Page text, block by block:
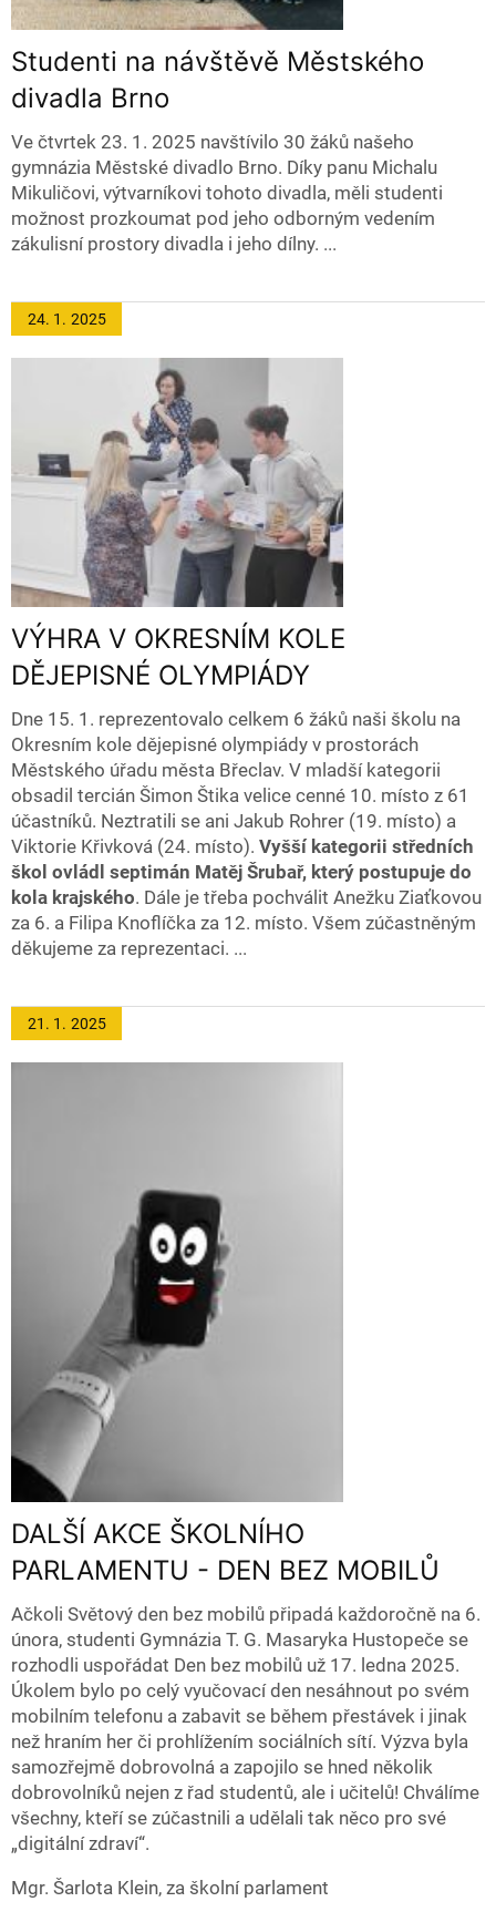
Studenti na návštěvě Městského
divadla Brno
Ve čtvrtek 23. 1. 2025 navštívilo 30 žáků našeho
gymnázia Městské divadlo Brno. Díky panu Michalu
Mikuličovi, výtvarníkovi tohoto divadla, měli studenti
možnost prozkoumat pod jeho odborným vedením
zákulisní prostory divadla i jeho dílny. ...
24. 1. 2025
VÝHRA V OKRESNÍM KOLE
DĚJEPISNÉ OLYMPIÁDY
Dne 15. 1. reprezentovalo celkem 6 žáků naši školu na
Okresním kole dějepisné olympiády v prostorách
Městského úřadu města Břeclav. V mladší kategorii
obsadil tercián Šimon Štika velice cenné 10. místo z 61
účastníků. Neztratili se ani Jakub Rohrer (19. místo) a
Viktorie Křivková (24. místo). Vyšší kategorii středních
škol ovládl septimán Matěj Šrubař, který postupuje do
kola krajského. Dále je třeba pochválit Anežku Ziaťkovou
za 6. a Filipa Knoflíčka za 12. místo. Všem zúčastněným
děkujeme za reprezentaci. ...
21. 1. 2025
DALŠÍ AKCE ŠKOLNÍHO
PARLAMENTU - DEN BEZ MOBILŮ
Ačkoli Světový den bez mobilů připadá každoročně na 6.
února, studenti Gymnázia T. G. Masaryka Hustopeče se
rozhodli uspořádat Den bez mobilů už 17. ledna 2025.
Úkolem bylo po celý vyučovací den nesáhnout po svém
mobilním telefonu a zabavit se během přestávek i jinak
než hraním her či prohlížením sociálních sítí. Výzva byla
samozřejmě dobrovolná a zapojilo se hned několik
dobrovolníků nejen z řad studentů, ale i učitelů! Chválíme
všechny, kteří se zúčastnili a udělali tak něco pro své
„digitální zdraví“.
Mgr. Šarlota Klein, za školní parlament